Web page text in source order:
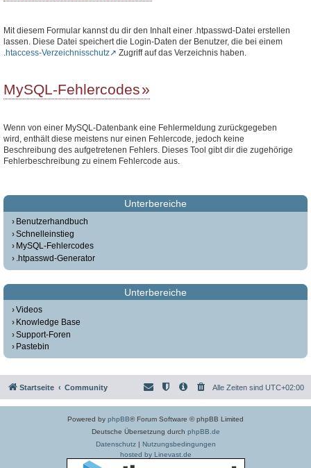
Mit diesem Formular kannst du dir den Inhalt einer .htpasswd-Datei erstellen
lassen. Diese Datei speichert die Login-Daten der Benutzer, die bei einem
.htaccess-Verzeichnisschutz
Zugriff auf das Verzeichnis haben.
MySQL-Fehlercodes
Wenn von einer MySQL-Datenbank eine Fehlermeldung zurückgegeben
wird, enthält diese meistens nur einen Fehlercode, jedoch keine
Beschreibung des aufgetretenen Fehlers. Dieses Tool gibt dir die zugehörige
Fehlerbeschreibung zu einem Fehlercode aus.
Unterbereiche
Benutzerhandbuch
Schnelleinstieg
MySQL-Fehlercodes
.htpasswd-Generator
Unterbereiche
Videos
Knowledge Base
Support-Foren
Pastebin
Startseite Community Alle Zeiten sind UTC+02:00
Powered by phpBB® Forum Software © phpBB Limited
Deutsche Übersetzung durch phpBB.de
Datenschutz| Nutzungsbedingungen
hosted by Linevast.de